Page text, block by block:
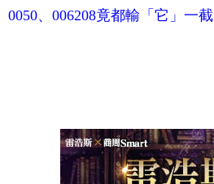
0050、006208竟都輸「它」一截